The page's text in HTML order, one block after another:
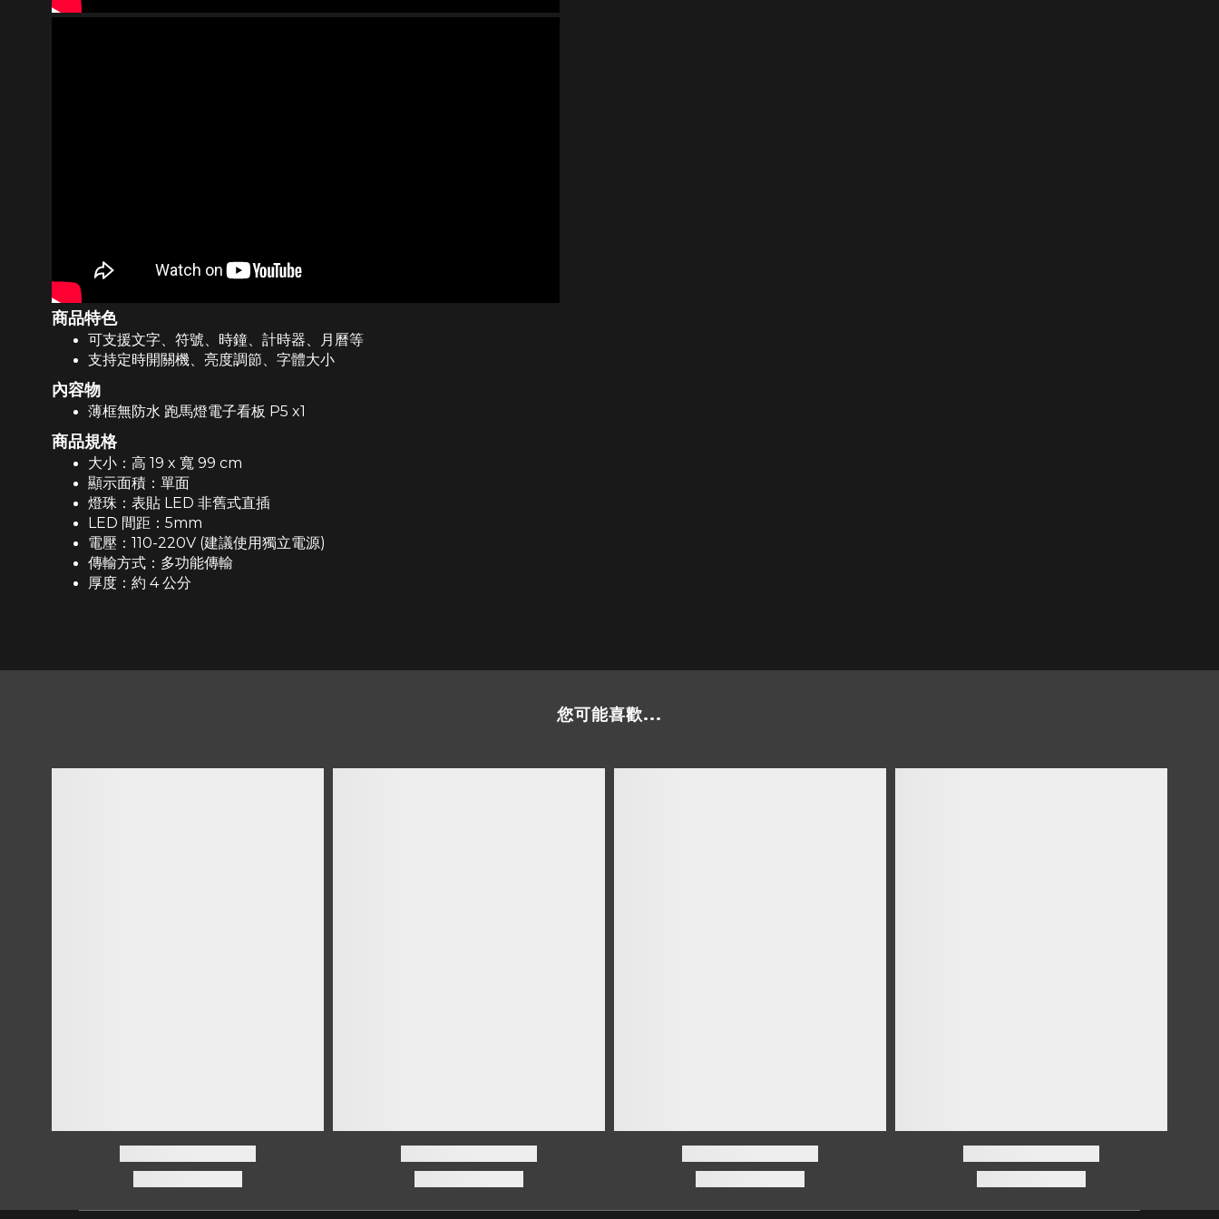
商品特色
可支援文字、符號、時鐘、計時器、月曆等
支持定時開關機、亮度調節、字體大小
內容物
薄框無防水 跑馬燈電子看板 P5 x1
商品規格
大小：高 19 x 寬 99 cm
顯示面積：單面
燈珠：表貼 LED 非舊式直插
LED 間距：5mm
電壓：110-220V (建議使用獨立電源)
傳輸方式：多功能傳輸
厚度：約 4 公分
您可能喜歡...